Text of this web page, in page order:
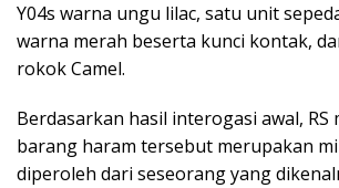
Y04s warna ungu lilac, satu unit
warna merah beserta kunci kontak,
rokok Camel.
Berdasarkan hasil interogasi awal, RS
barang haram tersebut merupakan
diperoleh dari seseorang yang